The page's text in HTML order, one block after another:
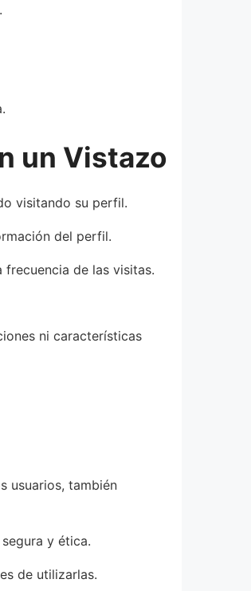
un Vistazo
visitando su perfil.
del perfil.
de las visitas.
ni características
usuarios, también
y ética.
de utilizarlas.